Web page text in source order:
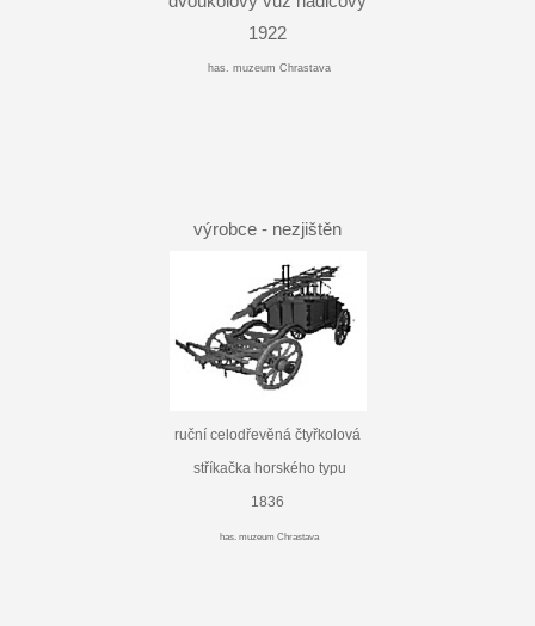
1922
has. muzeum Chrastava
výrobce - nezjištěn
ruční celodřevěná čtyřkolová
stříkačka horského typu
1836
has. muzeum Chrastava